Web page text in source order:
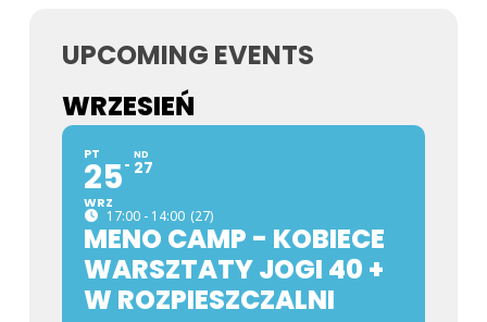
UPCOMING EVENTS
WRZESIEŃ
PT
25
WRZ
ND
27
17:00 - 14:00 (27)
MENO CAMP - KOBIECE
WARSZTATY JOGI 40 +
W ROZPIESZCZALNI